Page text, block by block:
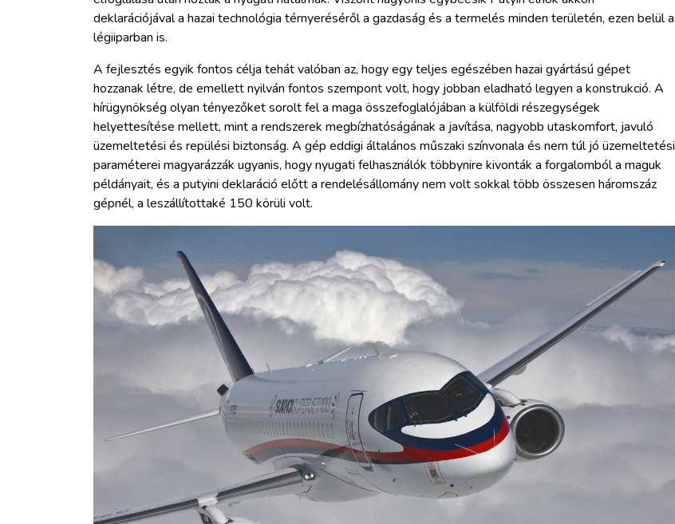
deklarációjával a hazai technológia térnyeréséről a gazdaság és a termelés minden területén, ezen belül a
légiiparban is.
A fejlesztés egyik fontos célja tehát valóban az, hogy egy teljes egészében hazai gyártású gépet
hozzanak létre, de emellett nyilván fontos szempont volt, hogy jobban eladható legyen a konstrukció. A
hírügynökség olyan tényezőket sorolt fel a maga összefoglalójában a külföldi részegységek
helyettesítése mellett, mint a rendszerek megbízhatóságának a javítása, nagyobb utaskomfort, javuló
üzemeltetési és repülési biztonság. A gép eddigi általános műszaki színvonala és nem túl jó üzemeltetési
paraméterei magyarázzák ugyanis, hogy nyugati felhasználók többynire kivonták a forgalomból a maguk
példányait, és a putyini deklaráció előtt a rendelésállomány nem volt sokkal több összesen háromszáz
gépnél, a leszállítottaké 150 körüli volt.